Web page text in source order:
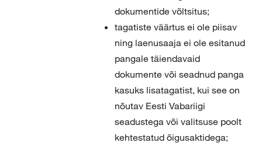
dokumentide võltsitus;
tagatiste väärtus ei ole piisav
ning laenusaaja ei ole esitanud
pangale täiendavaid
dokumente või seadnud panga
kasuks lisatagatist, kui see on
nõutav Eesti Vabariigi
seadustega või valitsuse poolt
kehtestatud õigusaktidega;